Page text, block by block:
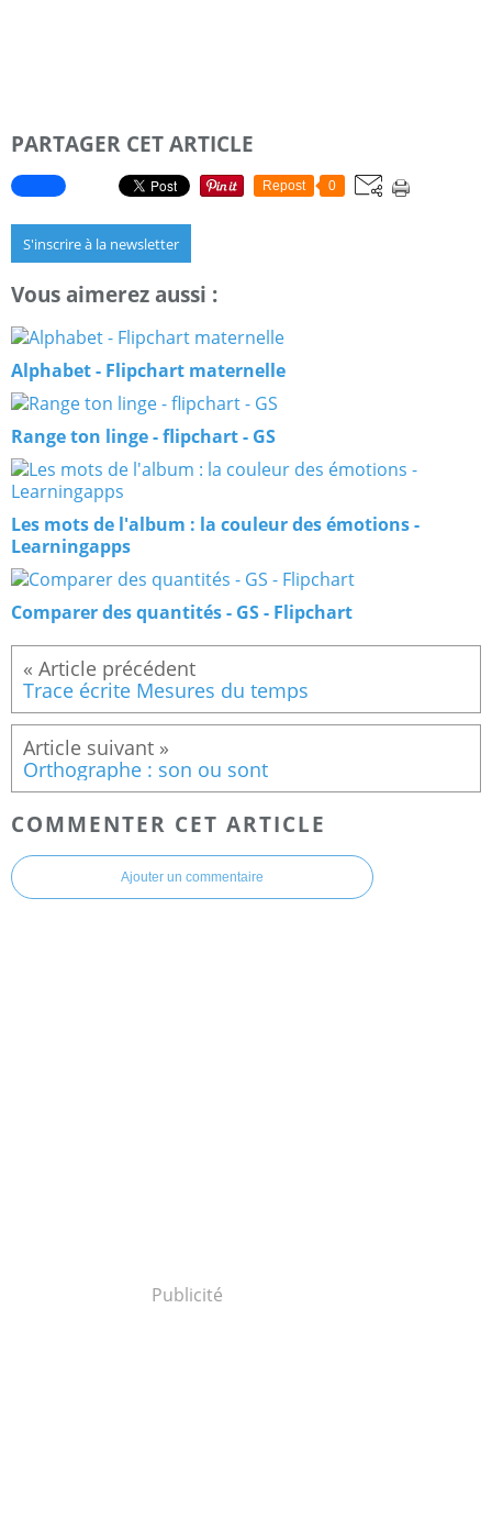
PARTAGER CET ARTICLE
Repost 0
S'inscrire à la newsletter
Vous aimerez aussi :
Alphabet - Flipchart maternelle
Range ton linge - flipchart - GS
Les mots de l'album : la couleur des émotions -
Learningapps
Comparer des quantités - GS - Flipchart
Trace écrite Mesures du temps
Orthographe : son ou sont
COMMENTER CET ARTICLE
Ajouter un commentaire
Publicité